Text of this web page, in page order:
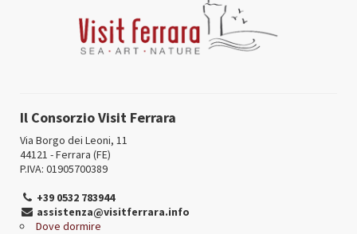
Il Consorzio Visit Ferrara
Via Borgo dei Leoni, 11
44121 - Ferrara (FE)
P.IVA: 01905700389
+39 0532 783944
assistenza@visitferrara.info
Dove dormire